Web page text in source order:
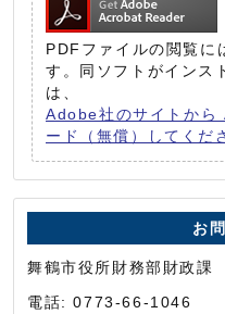
PDFファイルの閲覧
す。同ソフトがインス
は、
Adobe社のサイトか
ード（無償）してくだ
お
舞鶴市役所財務部財政課
電話: 0773-66-1046